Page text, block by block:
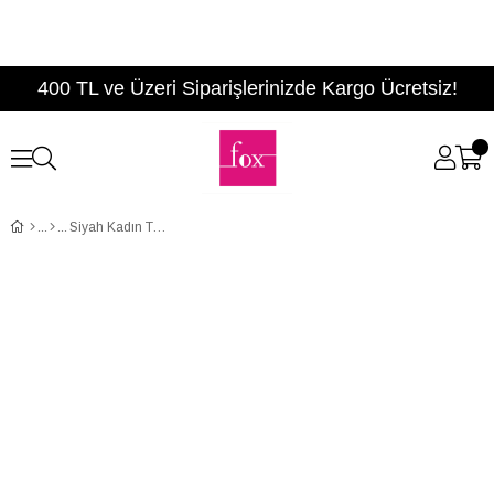
400 TL ve Üzeri Siparişlerinizde Kargo Ücretsiz!
Siyah Kadın Topuklu Ayakkabı D922644009